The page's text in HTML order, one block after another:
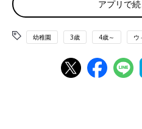
育室は、どんどん失敗していい
オムツが外れなくても、替えの
ばOKと言われました」
■集団生活の中で少しずつ成長
「3月生まれです。大丈夫！すぐ
アプリで
幼稚園 3歳 4歳～ ウ